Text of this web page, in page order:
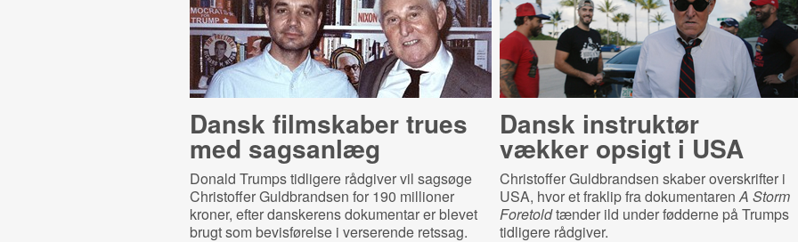
Dansk filmskaber trues
med sagsanlæg
Donald Trumps tidligere rådgiver vil sagsøge
Christoffer Guldbrandsen for 190 millioner
kroner, efter danskerens dokumentar er blevet
brugt som bevisførelse i verserende retssag.
Dansk instruktør
vækker opsigt i USA
Christoffer Guldbrandsen skaber overskrifter i
USA, hvor et fraklip fra dokumentarenA Storm
Foretoldtænder ild under fødderne på Trumps
tidligere rådgiver.